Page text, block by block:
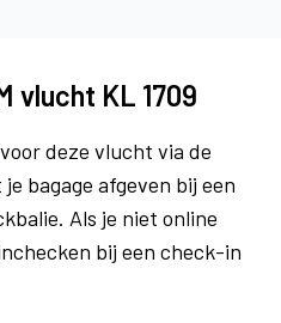
vlucht KL 1709
voor deze vlucht via de
bagage afgeven bij een
Als je niet online
bij een check-in